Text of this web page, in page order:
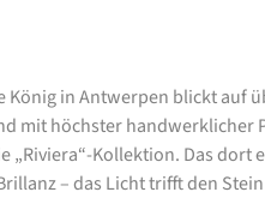
König in Antwerpen blickt auf
mit höchster handwerklicher
„Riviera“-Kollektion. Das dort
– das Licht trifft den